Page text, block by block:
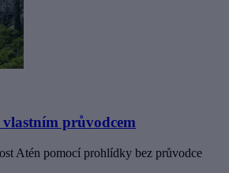
průvodcem
Atén pomocí prohlídky bez průvodce